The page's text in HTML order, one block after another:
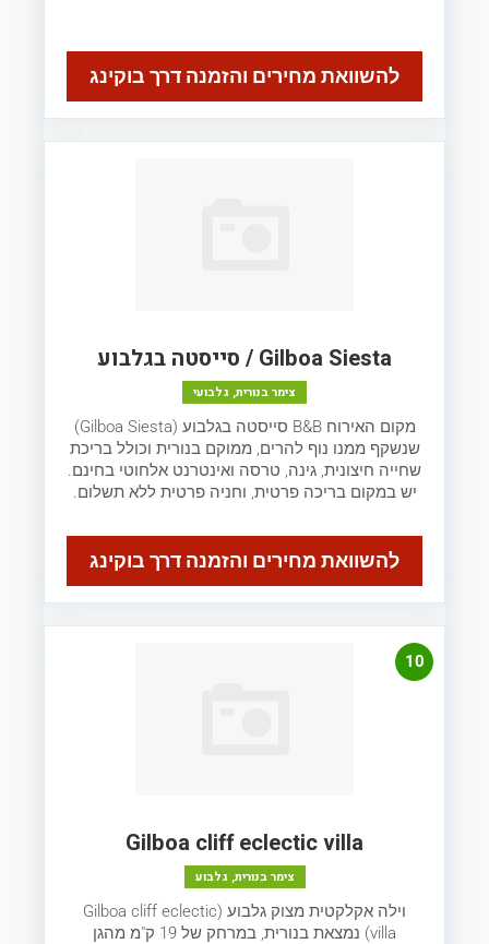
להשוואת מחירים והזמנה דרך בוקינג
Gilboa Siesta / סייסטה בגלבוע
צימר בנורית, גלבועי
מקום האירוח B&B סייסטה בגלבוע (Gilboa Siesta)
שנשקף ממנו נוף להרים, ממוקם בנורית וכולל בריכת
שחייה חיצונית, גינה, טרסה ואינטרנט אלחוטי בחינם.
יש במקום בריכה פרטית, וחניה פרטית ללא תשלום.
להשוואת מחירים והזמנה דרך בוקינג
10
Gilboa cliff eclectic villa
צימר בנורית, גלבוע
וילה אקלקטית מצוק גלבוע (Gilboa cliff eclectic
villa) נמצאת בנורית, במרחק של 19 ק"מ מהגן